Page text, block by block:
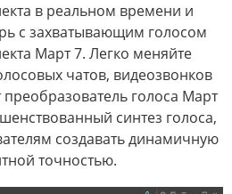
в реальном времени и
с захватывающим голосом
Март 7. Легко меняйте
чатов, видеозвонков
преобразователь голоса Март
синтез голоса,
создавать динамичную
точностью.